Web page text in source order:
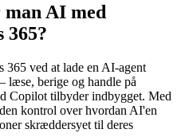
AI med
365?
365 ved at lade en AI-agent
læse, berige og handle på
Copilot tilbyder indbygget. Med
kontrol over hvordan AI'en
skræddersyet til deres